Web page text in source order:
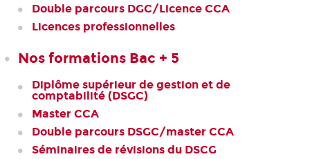
Double parcours DGC/Licence CCA
Licences professionnelles
Nos formations Bac + 5
Diplôme supérieur de gestion et de
comptabilité (DSGC)
Master CCA
Double parcours DSGC/master CCA
Séminaires de révisions du DSCG